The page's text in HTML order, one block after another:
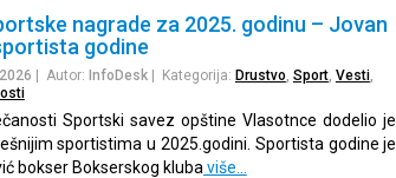
nagrade za 2025. godinu – Jovan
godine
| Autor: InfoDesk| Kategorija: Drustvo Sport, Vesti,
Sportski savez opštine Vlasotnce dodelio je
sportistima u 2025.godini. Sportista godine je
bokser Bokserskog kluba više…